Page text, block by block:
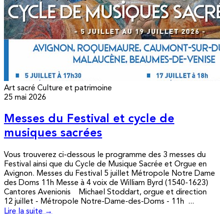
Art sacré Culture et patrimoine
25 mai 2026
Messes du Festival et cycle de
musiques sacrées
Vous trouverez ci-dessous le programme des 3 messes du
Festival ainsi que du Cycle de Musique Sacrée et Orgue en
Avignon. Messes du Festival 5 juillet Métropole Notre Dame
des Doms 11h Messe à 4 voix de William Byrd (1540-1623)
Cantores Avenionis Michael Stoddart, orgue et direction
12 juillet - Métropole Notre-Dame-des-Doms - 11h ...
Lire la suite →